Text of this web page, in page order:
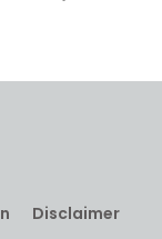
Disclaimer